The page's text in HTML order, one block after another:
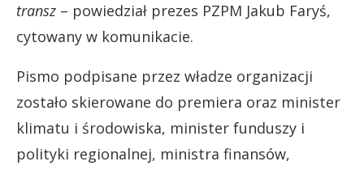
transz – powiedział prezes PZPM Jakub Faryś,
cytowany w komunikacie.
Pismo podpisane przez władze organizacji
zostało skierowane do premiera oraz minister
klimatu i środowiska, minister funduszy i
polityki regionalnej, ministra finansów,